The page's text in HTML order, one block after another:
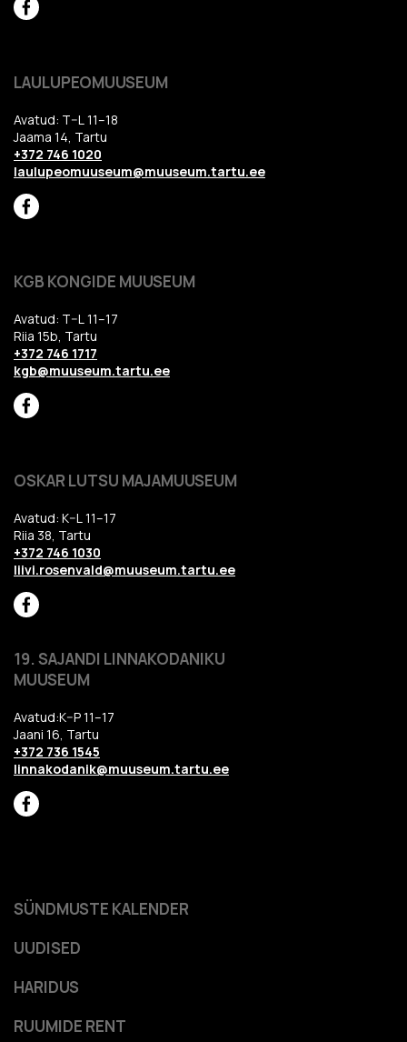
LAULUPEOMUUSEUM
Avatud: T–L 11–18
Jaama 14, Tartu
+372 746 1020
laulupeomuuseum@muuseum.tartu.ee
KGB KONGIDE MUUSEUM
Avatud: T–L 11–17
Riia 15b, Tartu
+372 746 1717
kgb@muuseum.tartu.ee
OSKAR LUTSU MAJAMUUSEUM
Avatud: K–L 11–17
Riia 38, Tartu
+372 746 1030
liivi.rosenvald@muuseum.tartu.ee
19. SAJANDI LINNAKODANIKU
MUUSEUM
Avatud:K–P 11–17
Jaani 16, Tartu
+372 736 1545
linnakodanik@muuseum.tartu.ee
HARIDUS
RUUMIDE RENT
SÜNDMUSTE KALENDER
UUDISED